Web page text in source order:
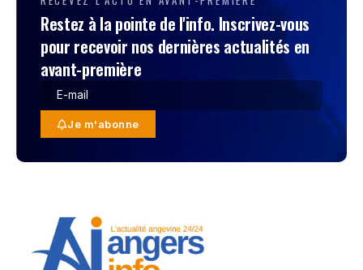
Restez à la pointe de l'info. Inscrivez-vous
pour recevoir nos dernières actualités en
avant-première
Je m'abonne